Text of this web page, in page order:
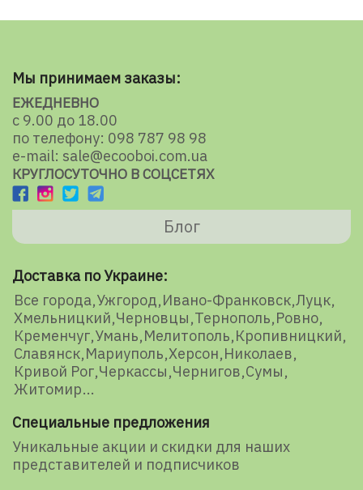
Мы принимаем заказы:
ЕЖЕДНЕВНО
с 9.00 до 18.00
по телефону: 098 787 98 98
e-mail: sale@ecooboi.com.ua
КРУГЛОСУТОЧНО В СОЦСЕТЯХ
Блог
Доставка по Украине:
Все города Ужгород Ивано-Франковск Луцк
Хмельницкий Черновцы Тернополь Ровно
Кременчуг Умань Мелитополь Кропивницкий
Славянск Мариуполь Херсон Николаев
Кривой Рог Черкассы Чернигов Сумы
Житомир
Специальные предложения
Уникальные акции и скидки для наших
представителей и подписчиков